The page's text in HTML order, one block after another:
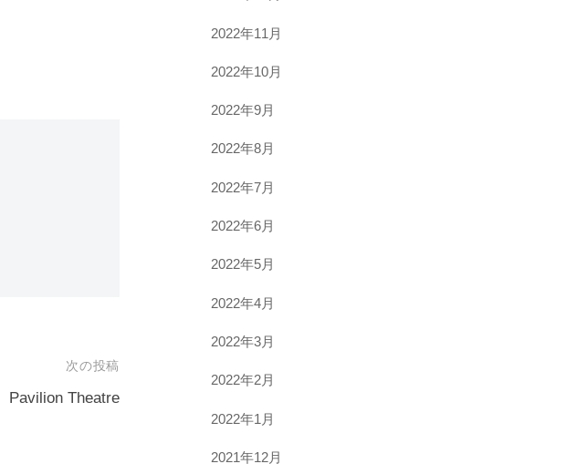
次の投稿
Pavilion Theatre
2022年11月
2022年10月
2022年9月
2022年8月
2022年7月
2022年6月
2022年5月
2022年4月
2022年3月
2022年2月
2022年1月
2021年12月